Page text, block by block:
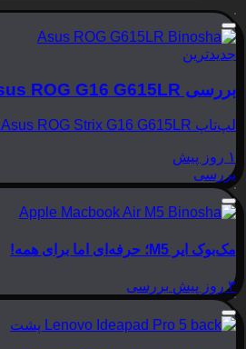
جدیدترین
بررسی Asus ROG G16 G615LR
لپ‌تاپ Asus ROG Strix G16 G615LR، مجهز به پردازنده پیشرفته Intel Core Ultra 9 275HX و کارت گرافیک قدرتمند NVIDIA GeForce RTX 5070Ti، به عنوان یک رقیب تازه‌نفس در عرصه…
۱ روز پیش
بررسی
مک‌بوک ایر M5؛ حرفه‌ای اما برای همه!
۳ روز پیش بررسی